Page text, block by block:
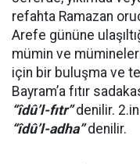
refahta Ramazan
Arefe gününe
mümin ve
için bir buluşma ve
Bayram’a fıtır
“îdû’l-fıtr”denilir.
“îdû’l-adha”denilir.